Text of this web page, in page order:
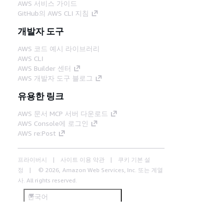
AWS 서비스 가이드
GitHub의 AWS CLI 지침
개발자 도구
AWS 코드 예시 라이브러리
AWS CLI
AWS Builder 센터
AWS 개발자 도구 블로그
유용한 링크
AWS 문서 MCP 서버 다운로드
AWS Console에 로그인
AWS re:Post
프라이버시 사이트 이용 약관
쿠키 기본 설
정
© 2026, Amazon Web Services, Inc. 또는 계열
사. All rights reserved.
한국어